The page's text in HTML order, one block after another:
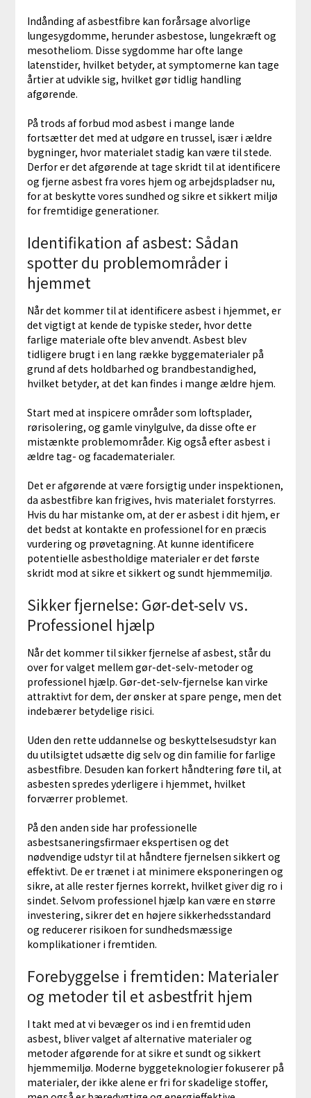
Indånding af asbestfibre kan forårsage alvorlige
lungesygdomme, herunder asbestose, lungekræft og
mesotheliom. Disse sygdomme har ofte lange
latenstider, hvilket betyder, at symptomerne kan tage
årtier at udvikle sig, hvilket gør tidlig handling
afgørende.
På trods af forbud mod asbest i mange lande
fortsætter det med at udgøre en trussel, især i ældre
bygninger, hvor materialet stadig kan være til stede.
Derfor er det afgørende at tage skridt til at identificere
og fjerne asbest fra vores hjem og arbejdspladser nu,
for at beskytte vores sundhed og sikre et sikkert miljø
for fremtidige generationer.
Identifikation af asbest: Sådan
spotter du problemområder i
hjemmet
Når det kommer til at identificere asbest i hjemmet, er
det vigtigt at kende de typiske steder, hvor dette
farlige materiale ofte blev anvendt. Asbest blev
tidligere brugt i en lang række byggematerialer på
grund af dets holdbarhed og brandbestandighed,
hvilket betyder, at det kan findes i mange ældre hjem.
Start med at inspicere områder som loftsplader,
rørisolering, og gamle vinylgulve, da disse ofte er
mistænkte problemområder. Kig også efter asbest i
ældre tag- og facadematerialer.
Det er afgørende at være forsigtig under inspektionen,
da asbestfibre kan frigives, hvis materialet forstyrres.
Hvis du har mistanke om, at der er asbest i dit hjem, er
det bedst at kontakte en professionel for en præcis
vurdering og prøvetagning. At kunne identificere
potentielle asbestholdige materialer er det første
skridt mod at sikre et sikkert og sundt hjemmemiljø.
Sikker fjernelse: Gør-det-selv vs.
Professionel hjælp
Når det kommer til sikker fjernelse af asbest, står du
over for valget mellem gør-det-selv-metoder og
professionel hjælp. Gør-det-selv-fjernelse kan virke
attraktivt for dem, der ønsker at spare penge, men det
indebærer betydelige risici.
Uden den rette uddannelse og beskyttelsesudstyr kan
du utilsigtet udsætte dig selv og din familie for farlige
asbestfibre. Desuden kan forkert håndtering føre til, at
asbesten spredes yderligere i hjemmet, hvilket
forværrer problemet.
På den anden side har professionelle
asbestsaneringsfirmaer ekspertisen og det
nødvendige udstyr til at håndtere fjernelsen sikkert og
effektivt. De er trænet i at minimere eksponeringen og
sikre, at alle rester fjernes korrekt, hvilket giver dig ro i
sindet. Selvom professionel hjælp kan være en større
investering, sikrer det en højere sikkerhedsstandard
og reducerer risikoen for sundhedsmæssige
komplikationer i fremtiden.
Forebyggelse i fremtiden: Materialer
og metoder til et asbestfrit hjem
I takt med at vi bevæger os ind i en fremtid uden
asbest, bliver valget af alternative materialer og
metoder afgørende for at sikre et sundt og sikkert
hjemmemiljø. Moderne byggeteknologier fokuserer på
materialer, der ikke alene er fri for skadelige stoffer,